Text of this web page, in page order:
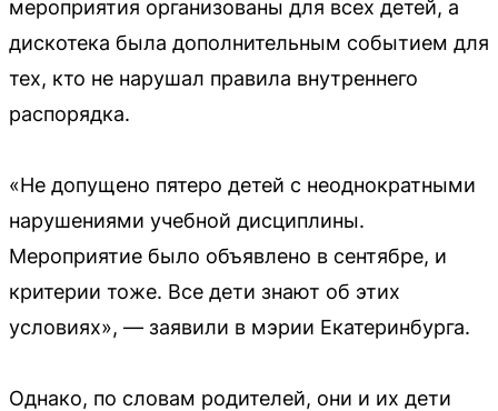
мероприятия организованы для всех детей, а
дискотека была дополнительным событием для
тех, кто не нарушал правила внутреннего
распорядка.
«Не допущено пятеро детей с неоднократными
нарушениями учебной дисциплины.
Мероприятие было объявлено в сентябре, и
критерии тоже. Все дети знают об этих
условиях», — заявили в мэрии Екатеринбурга.
Однако, по словам родителей, они и их дети